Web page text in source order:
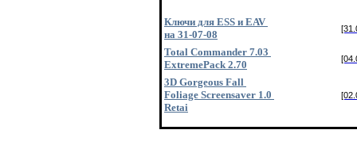
Ключи для ESS и EAV
на 31-07-08
Total Commander 7.03
ExtremePack 2.70
3D Gorgeous Fall
Foliage Screensaver 1.0
Retai